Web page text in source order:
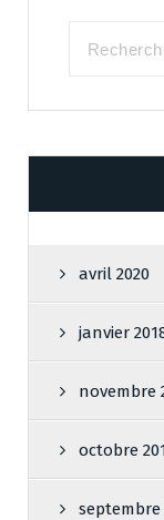
avril 2020
janvier
novembre
octobre
septembre